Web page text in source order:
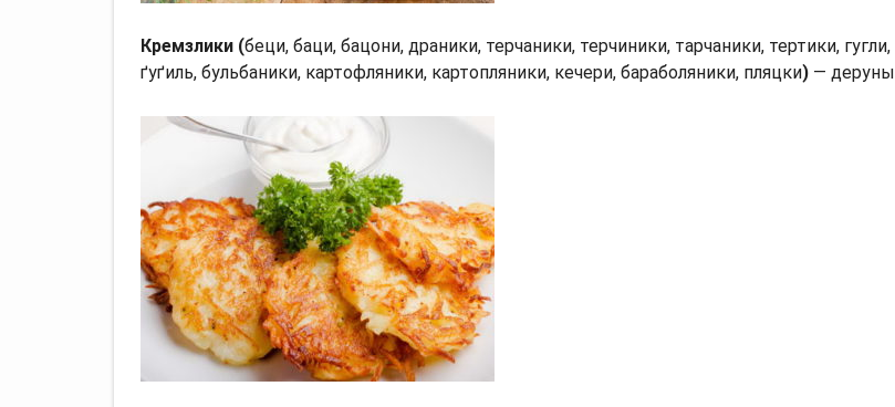
Кремзлики (беци, баци, бацони, драники, терчаники, терчиники, тарчаники, тертики, гугли,
ґуґиль, бульбаники, картофляники, картопляники, кечери, бараболяники, пляцки) — деруны